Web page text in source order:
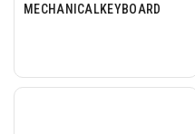
MECHANICALKEYBOARD